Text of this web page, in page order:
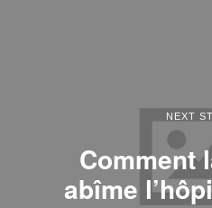
NEXT
Comment
abîme